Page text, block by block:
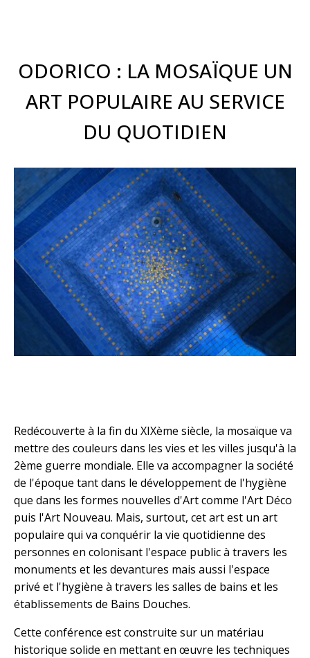
ODORICO : LA MOSAÏQUE UN
ART POPULAIRE AU SERVICE
DU QUOTIDIEN
Redécouverte à la fin du XIXème siècle, la mosaïque va
mettre des couleurs dans les vies et les villes jusqu'à la
2ème guerre mondiale. Elle va accompagner la société
de l'époque tant dans le développement de l'hygiène
que dans les formes nouvelles d'Art comme l'Art Déco
puis l'Art Nouveau. Mais, surtout, cet art est un art
populaire qui va conquérir la vie quotidienne des
personnes en colonisant l'espace public à travers les
monuments et les devantures mais aussi l'espace
privé et l'hygiène à travers les salles de bains et les
établissements de Bains Douches.
Cette conférence est construite sur un matériau
historique solide en mettant en œuvre les techniques